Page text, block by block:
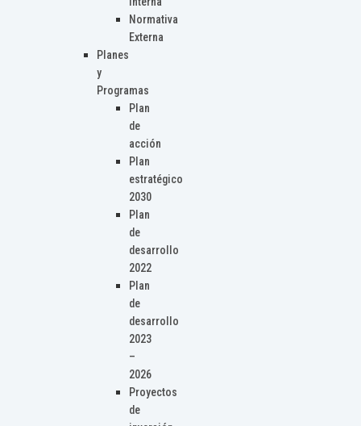
Normativa
Externa
Planes
y
Programas
Plan
de
acción
Plan
estratégico
2030
Plan
de
desarrollo
2022
Plan
de
desarrollo
2023
–
2026
Proyectos
de